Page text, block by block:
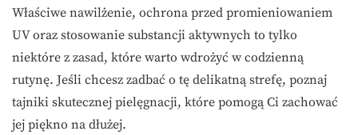
Właściwe nawilżenie, ochrona przed promieniowaniem
UV oraz stosowanie substancji aktywnych to tylko
niektóre z zasad, które warto wdrożyć w codzienną
rutynę. Jeśli chcesz zadbać o tę delikatną strefę, poznaj
tajniki skutecznej pielęgnacji, które pomogą Ci zachować
jej piękno na dłużej.